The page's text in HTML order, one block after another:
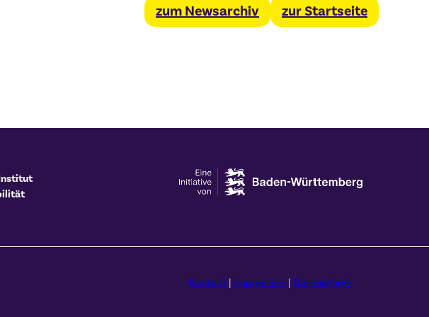
zum Newsarchiv zur Startseite
Kontakt| Impressum| Datenschutz